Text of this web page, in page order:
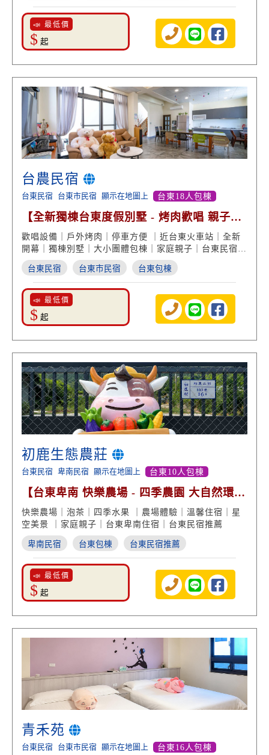
📣 最低價
$ 起
台農民宿
台東民宿 台東市民宿 顯示在地圖上 台東18人包棟
【全新獨棟台東度假別墅 - 烤肉歡唱 親子腳
踏車】
歡唱設備｜戶外烤肉｜停車方便 ｜近台東火車站｜全新
開幕｜獨棟別墅｜大小團體包棟｜家庭親子｜台東民宿度
假
台東民宿 台東市民宿 台東包棟
📣 最低價
$ 起
初鹿生態農莊
台東民宿 卑南民宿 顯示在地圖上 台東10人包棟
【台東卑南 快樂農場 - 四季農園 大自然環境
體驗】
快樂農場｜泡茶｜四季水果 ｜農場體驗｜溫馨住宿｜星
空美景 ｜家庭親子｜台東卑南住宿｜台東民宿推薦
卑南民宿 台東包棟 台東民宿推薦
📣 最低價
$ 起
青禾苑
台東民宿 台東市民宿 顯示在地圖上 台東16人包棟